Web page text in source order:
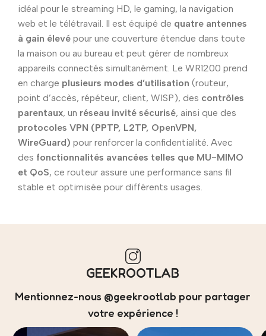
idéal pour le streaming HD, le gaming, la navigation
web et le télétravail. Il est équipé de quatre antennes
à gain élevé pour une couverture étendue dans toute
la maison ou au bureau et peut gérer de nombreux
appareils connectés simultanément. Le WR1200 prend
en charge plusieurs modes d’utilisation (routeur,
point d’accès, répéteur, client, WISP), des contrôles
parentaux, un réseau invité sécurisé, ainsi que des
protocoles VPN (PPTP, L2TP, OpenVPN,
WireGuard) pour renforcer la confidentialité. Avec
des fonctionnalités avancées telles que MU-MIMO
et QoS, ce routeur assure une performance sans fil
stable et optimisée pour différents usages.
GEEKROOTLAB
Mentionnez-nous @geekrootlab pour partager
votre expérience !